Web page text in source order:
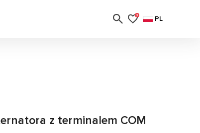
0 PL
z terminalem COM